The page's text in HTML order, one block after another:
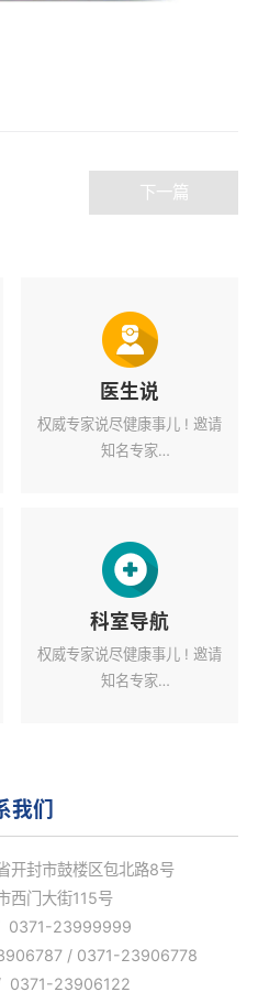
下一篇
医生说
权威专家说尽健康事儿 ! 邀请
知名专家
科室导航
权威专家说尽健康事儿 ! 邀请
知名专家
我们
封市鼓楼区包北路8号
西门大街115号
0371-23999999
/ 0371-23906778
0371-23906122